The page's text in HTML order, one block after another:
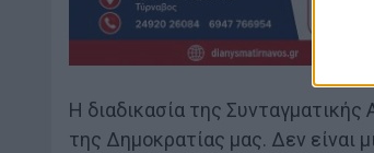
Η διαδικασία της
της Δημοκρατίας μας. Δεν είναι